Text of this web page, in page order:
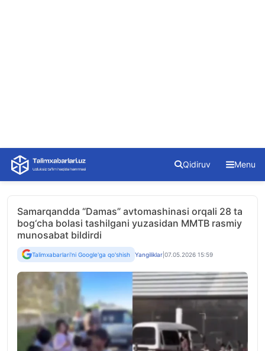
Skip
content
Qidiruv Menu
Samarqandda “Damas” avtomashinasi orqali 28 ta
bog‘cha bolasi tashilgani yuzasidan MMTB rasmiy
munosabat bildirdi
Talimxabarlari'ni Google'ga qo'shish Yangiliklar 07.05.2026 15:59